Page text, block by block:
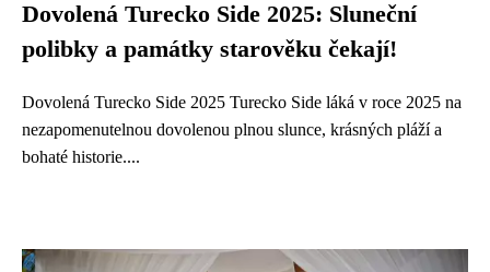
Dovolená Turecko Side 2025: Sluneční
polibky a památky starověku čekají!
Dovolená Turecko Side 2025 Turecko Side láká v roce 2025 na
nezapomenutelnou dovolenou plnou slunce, krásných pláží a
bohaté historie....